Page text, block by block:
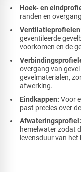
Hoek‑ en
randen en
Ventilatieprofielen
geventileerde
voorkomen en de
overgang van
gevelmaterialen,
afwerking.
Eindkappen: Voor
past precies over
Afwateringsprofiel:
hemelwater zodat
levensduur van